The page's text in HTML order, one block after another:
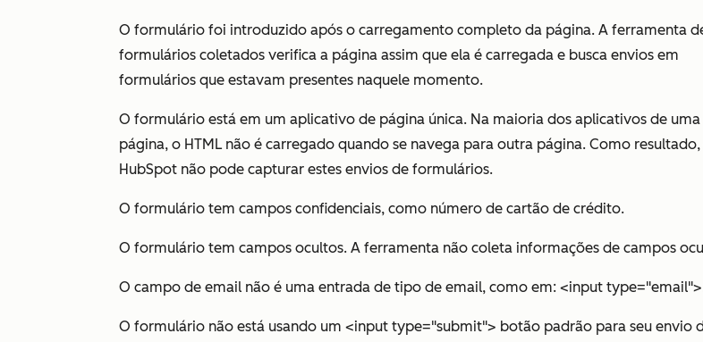
O formulário foi introduzido após o carregamento completo da página. A ferramenta
formulários coletados verifica a página assim que ela é carregada e busca envios em
formulários que estavam presentes naquele momento.
O formulário está em um aplicativo de página única. Na maioria dos aplicativos de uma
página, o HTML não é carregado quando se navega para outra página. Como
HubSpot não pode capturar estes envios de formulários.
O formulário tem campos confidenciais, como número de cartão de crédito.
O formulário tem campos ocultos. A ferramenta não coleta informações de campos
O campo de email não é uma entrada de tipo de email, como em: <input
O formulário não está usando um <input type="submit"> botão padrão para seu envio